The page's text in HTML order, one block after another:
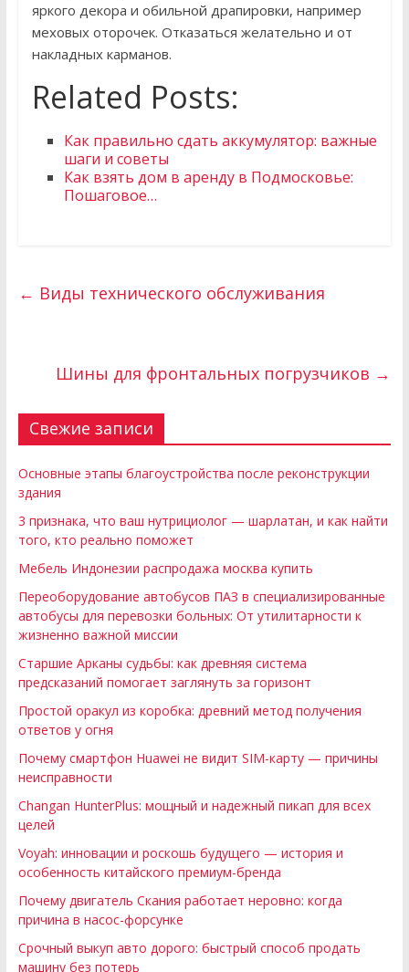
яркого декора и обильной драпировки, например
меховых оторочек. Отказаться желательно и от
накладных карманов.
Related Posts:
Как правильно сдать аккумулятор: важные
шаги и советы
Как взять дом в аренду в Подмосковье:
Пошаговое…
← Виды технического обслуживания
Шины для фронтальных погрузчиков →
Свежие записи
Основные этапы благоустройства после реконструкции
здания
3 признака, что ваш нутрициолог — шарлатан, и как найти
того, кто реально поможет
Мебель Индонезии распродажа москва купить
Переоборудование автобусов ПАЗ в специализированные
автобусы для перевозки больных: От утилитарности к
жизненно важной миссии
Старшие Арканы судьбы: как древняя система
предсказаний помогает заглянуть за горизонт
Простой оракул из коробка: древний метод получения
ответов у огня
Почему смартфон Huawei не видит SIM-карту — причины
неисправности
Changan HunterPlus: мощный и надежный пикап для всех
целей
Voyah: инновации и роскошь будущего — история и
особенность китайского премиум-бренда
Почему двигатель Скания работает неровно: когда
причина в насос-форсунке
Срочный выкуп авто дорого: быстрый способ продать
машину без потерь